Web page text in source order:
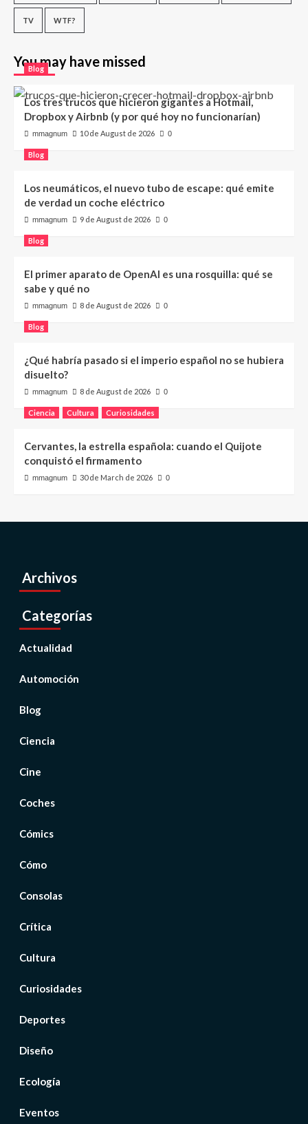
TV WTF?
You may have missed
Blog
Los tres trucos que hicieron gigantes a Hotmail,
Dropbox y Airbnb (y por qué hoy no funcionarían)
mmagnum 10 de August de 2026 0
Blog
Los neumáticos, el nuevo tubo de escape: qué emite
de verdad un coche eléctrico
mmagnum 9 de August de 2026 0
Blog
El primer aparato de OpenAI es una rosquilla: qué se
sabe y qué no
mmagnum 8 de August de 2026 0
Blog
¿Qué habría pasado si el imperio español no se hubiera
disuelto?
mmagnum 8 de August de 2026 0
Ciencia Cultura Curiosidades
Cervantes, la estrella española: cuando el Quijote
conquistó el firmamento
mmagnum 30 de March de 2026 0
Archivos
Categorías
Actualidad
Automoción
Blog
Ciencia
Cine
Coches
Cómics
Cómo
Consolas
Crítica
Cultura
Curiosidades
Deportes
Diseño
Ecología
Eventos